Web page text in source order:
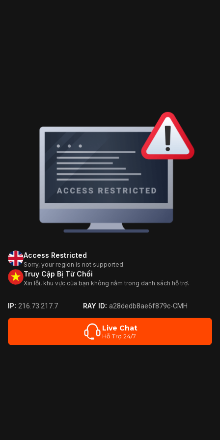
Access Restricted
Sorry, your region is not supported.
Truy Cập Bị Từ Chối
Xin lỗi, khu vực của bạn không nằm trong danh sách hỗ trợ.
IP: 216.73.217.7 RAY ID: a28dedb8ae6f879c-CMH
Live Chat
Hỗ Trợ 24/7